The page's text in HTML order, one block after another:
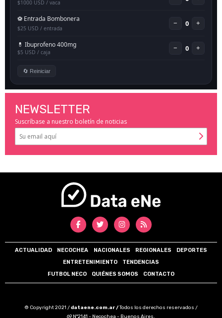
NEWSLETTER
Suscríbase a nuestro boletín de noticias
ACTUALIDAD NECOCHEA NACIONALES REGIONALES
DEPORTES
ENTRETENIMIENTO
TENDENCIAS
FUTBOL NECO
QUIÉNES SOMOS CONTACTO
© Copyright 2021 /dataene.com.ar /Todos los derechos reservados /
69 N°2141 - Necochea - Buenos Aires.